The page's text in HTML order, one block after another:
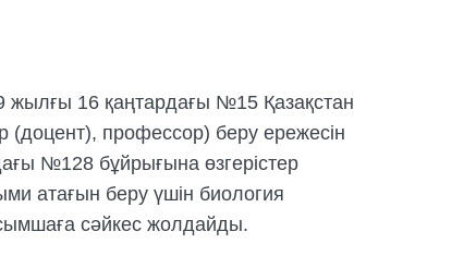
16 қаңтардағы №15 Қазақстан
профессор) беру ережесін
№128 бұйрығына өзгерістер
атағын беру үшін биология
сәйкес жолдайды.